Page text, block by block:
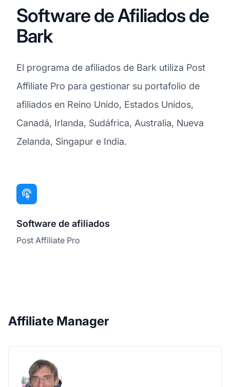
Software de Afiliados de
Bark
El programa de afiliados de Bark utiliza Post
Affiliate Pro para gestionar su portafolio de
afiliados en Reino Unido, Estados Unidos,
Canadá, Irlanda, Sudáfrica, Australia, Nueva
Zelanda, Singapur e India.
Software de afiliados
Post Affiliate Pro
Affiliate Manager